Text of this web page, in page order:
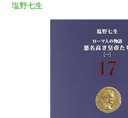
塩野七生